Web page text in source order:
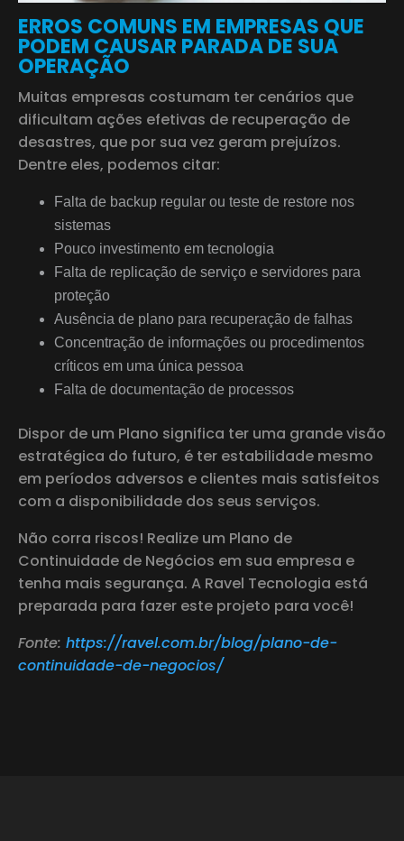
ERROS COMUNS EM EMPRESAS QUE
PODEM CAUSAR PARADA DE SUA
OPERAÇÃO
Muitas empresas costumam ter cenários que
dificultam ações efetivas de recuperação de
desastres, que por sua vez geram prejuízos.
Dentre eles, podemos citar:
Falta de backup regular ou teste de restore nos
sistemas
Pouco investimento em tecnologia
Falta de replicação de serviço e servidores para
proteção
Ausência de plano para recuperação de falhas
Concentração de informações ou procedimentos
críticos em uma única pessoa
Falta de documentação de processos
Dispor de um Plano significa ter uma grande visão
estratégica do futuro, é ter estabilidade mesmo
em períodos adversos e clientes mais satisfeitos
com a disponibilidade dos seus serviços.
Não corra riscos! Realize um Plano de
Continuidade de Negócios em sua empresa e
tenha mais segurança. A Ravel Tecnologia está
preparada para fazer este projeto para você!
Fonte: https://ravel.com.br/blog/plano-de-
continuidade-de-negocios/